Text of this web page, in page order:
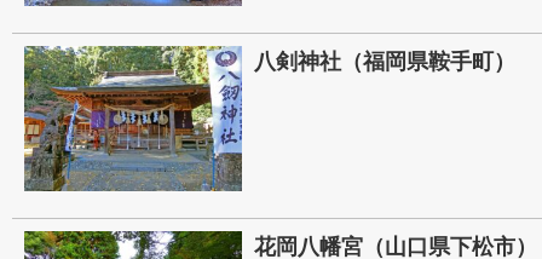
八剣神社（福岡県鞍手町）
花岡八幡宮（山口県下松市）